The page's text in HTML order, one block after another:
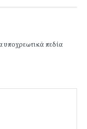
υποχρεωτικά πεδία